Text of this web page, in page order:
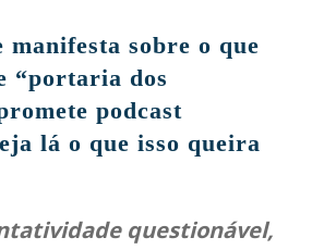
manifesta sobre o que
“portaria dos
podcast
lá o que isso queira
questionável,